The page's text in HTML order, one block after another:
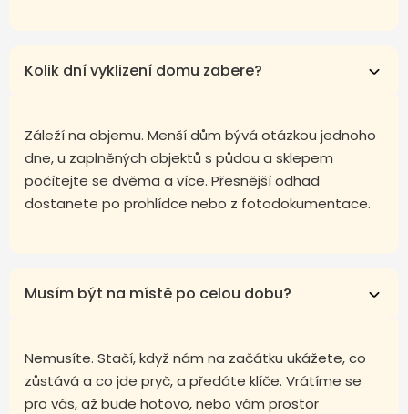
Kolik dní vyklizení domu zabere?
Záleží na objemu. Menší dům bývá otázkou jednoho
dne, u zaplněných objektů s půdou a sklepem
počítejte se dvěma a více. Přesnější odhad
dostanete po prohlídce nebo z fotodokumentace.
Musím být na místě po celou dobu?
Nemusíte. Stačí, když nám na začátku ukážete, co
zůstává a co jde pryč, a předáte klíče. Vrátíme se
pro vás, až bude hotovo, nebo vám prostor